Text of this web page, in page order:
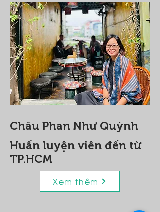
Châu Phan Như Quỳnh
Huấn luyện viên đến từ
TP.HCM
Xem thêm